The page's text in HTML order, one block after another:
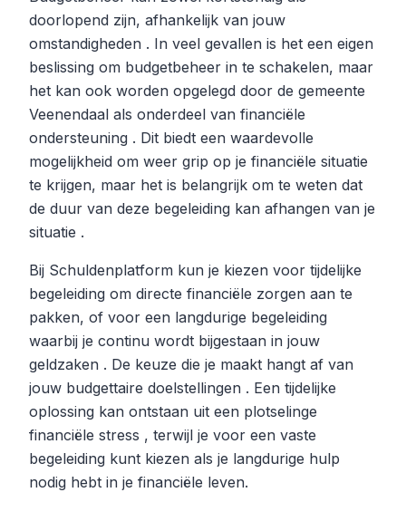
doorlopend zijn, afhankelijk van jouw
omstandigheden . In veel gevallen is het een eigen
beslissing om budgetbeheer in te schakelen, maar
het kan ook worden opgelegd door de gemeente
Veenendaal als onderdeel van financiële
ondersteuning . Dit biedt een waardevolle
mogelijkheid om weer grip op je financiële situatie
te krijgen, maar het is belangrijk om te weten dat
de duur van deze begeleiding kan afhangen van je
situatie .
Bij Schuldenplatform kun je kiezen voor tijdelijke
begeleiding om directe financiële zorgen aan te
pakken, of voor een langdurige begeleiding
waarbij je continu wordt bijgestaan in jouw
geldzaken . De keuze die je maakt hangt af van
jouw budgettaire doelstellingen . Een tijdelijke
oplossing kan ontstaan uit een plotselinge
financiële stress , terwijl je voor een vaste
begeleiding kunt kiezen als je langdurige hulp
nodig hebt in je financiële leven.